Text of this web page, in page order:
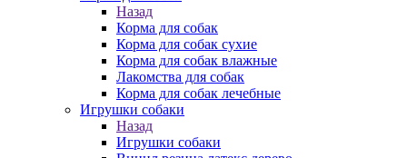
Назад
Корма для собак
Корма для собак сухие
Корма для собак влажные
Лакомства для собак
Корма для собак лечебные
Игрушки собаки
Назад
Игрушки собаки